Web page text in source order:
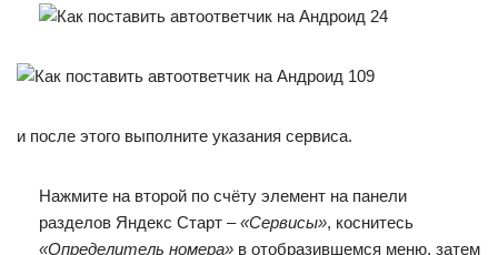
и после этого выполните указания сервиса.
Нажмите на второй по счёту элемент на панели
разделов Яндекс Старт –«Сервисы», коснитесь
«Определитель номера» в отобразившемся меню, затем